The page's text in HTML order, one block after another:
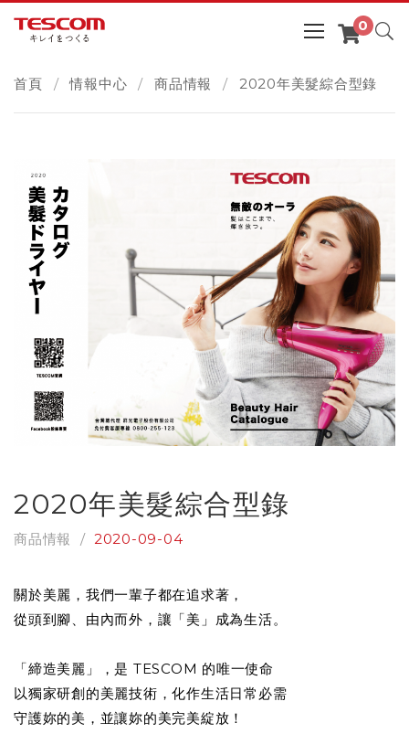
首頁 情報中心 商品情報 2020年美髮綜合型錄
2020年美髮綜合型錄
商品情報 / 2020-09-04
關於美麗，我們一輩子都在追求著，
從頭到腳、由內而外，讓「美」成為生活。
「締造美麗」，是 TESCOM 的唯一使命
以獨家研創的美麗技術，化作生活日常必需
守護妳的美，並讓妳的美完美綻放！